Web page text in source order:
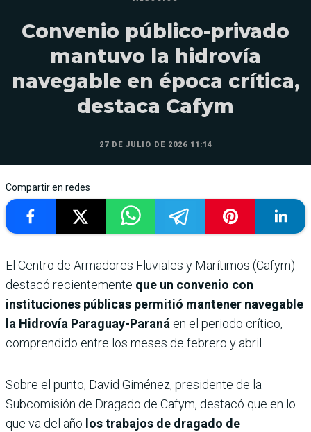
Convenio público-privado
mantuvo la hidrovía
navegable en época crítica,
destaca Cafym
27 DE JULIO DE 2026 11:14
Compartir en redes
El Centro de Armadores Fluviales y Marítimos (Cafym)
destacó recientemente que un convenio con
instituciones públicas permitió mantener navegable
la Hidrovía Paraguay-Paraná en el periodo crítico,
comprendido entre los meses de febrero y abril.
Sobre el punto, David Giménez, presidente de la
Subcomisión de Dragado de Cafym, destacó que en lo
que va del año los trabajos de dragado de